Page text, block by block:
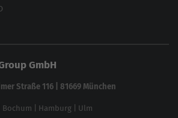
werdenGmbH
Straße 116 | 81669 München
Bochum Hamburg Ulm